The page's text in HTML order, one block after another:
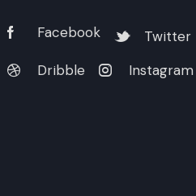
Facebook
Twitter
Dribble
Instagram